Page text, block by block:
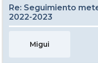
Re: Seguimiento
2022-2023
Migui